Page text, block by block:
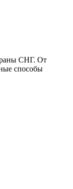
СНГ. От
способы